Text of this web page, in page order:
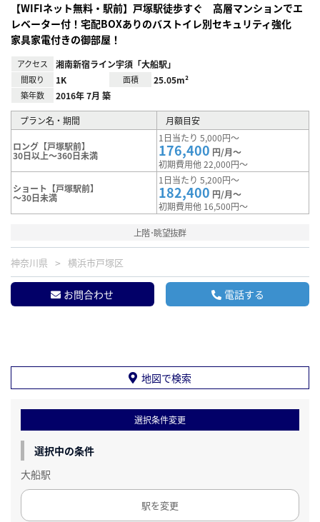
【WIFIネット無料・駅前】戸塚駅徒歩すぐ 高層マンションでエ
レベーター付！宅配BOXありのバストイレ別セキュリティ強化
家具家電付きの御部屋！
アクセス 湘南新宿ライン宇須「大船駅」
間取り 1K 面積 25.05m²
築年数 2016年 7月 築
プラン名・期間 月額目安
ロング【戸塚駅前】
30日以上～360日未満
1日当たり 5,000円～
176,400 円/月～
初期費用他 22,000円～
ショート【戸塚駅前】
～30日未満
1日当たり 5,200円～
182,400 円/月～
初期費用他 16,500円～
上階･眺望抜群
神奈川県 横浜市戸塚区
お問合わせ 電話する
地図で検索
選択条件変更
選択中の条件
大船駅
駅を変更